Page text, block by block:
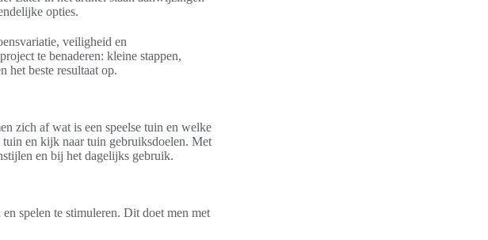
opties.
veiligheid en
te benaderen: kleine stappen,
het beste resultaat op.
zich af wat is een speelse tuin en welke
en kijk naar tuin gebruiksdoelen. Met
en bij het dagelijks gebruik.
spelen te stimuleren. Dit doet men met